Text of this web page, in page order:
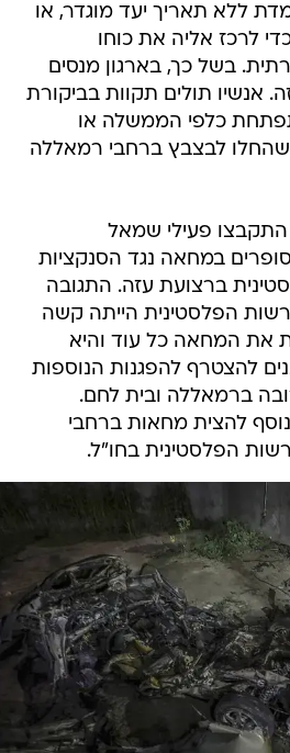
ללא תאריך יעד מוגדר, או
לרכז אליה את כוחו
בשל כך, בארגון מנסים
אנשיו תולים תקוות בביקורת
כלפי הממשלה או
שהחלו לבצבץ ברחבי רמאללה
התקבצו פעילי שמאל
במחאה נגד הסנקציות
ברצועת עזה. התגובה
הפלסטינית הייתה קשה
את המחאה כל עוד והיא
להצטרף להפגנות הנוספות
ברמאללה ובית לחם.
להצית מחאות ברחבי
הפלסטינית בחו"ל.